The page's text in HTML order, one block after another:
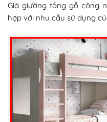
Giá giường tầng gỗ công
hợp với nhu cầu sử dụng